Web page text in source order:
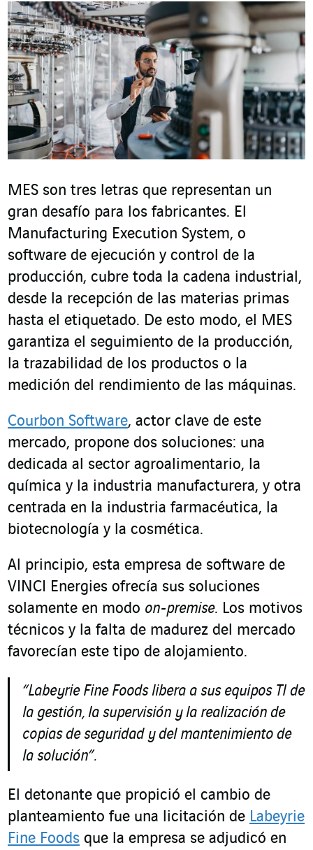
MES son tres letras que representan un
gran desafío para los fabricantes. El
Manufacturing Execution System, o
software de ejecución y control de la
producción, cubre toda la cadena industrial,
desde la recepción de las materias primas
hasta el etiquetado. De esto modo, el MES
garantiza el seguimiento de la producción,
la trazabilidad de los productos o la
medición del rendimiento de las máquinas.
Courbon Software, actor clave de este
mercado, propone dos soluciones: una
dedicada al sector agroalimentario, la
química y la industria manufacturera, y otra
centrada en la industria farmacéutica, la
biotecnología y la cosmética.
Al principio, esta empresa de software de
VINCI Energies ofrecía sus soluciones
solamente en modo on-premise. Los motivos
técnicos y la falta de madurez del mercado
favorecían este tipo de alojamiento.
“Labeyrie Fine Foods libera a sus equipos TI de
la gestión, la supervisión y la realización de
copias de seguridad y del mantenimiento de
la solución”.
El detonante que propició el cambio de
planteamiento fue una licitación de Labeyrie
Fine Foods que la empresa se adjudicó en